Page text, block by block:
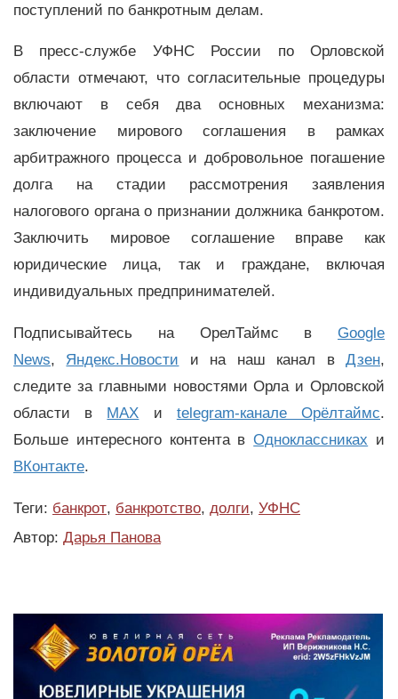
поступлений по банкротным делам.
В пресс-службе УФНС России по Орловской
области отмечают, что согласительные процедуры
включают в себя два основных механизма:
заключение мирового соглашения в рамках
арбитражного процесса и добровольное погашение
долга на стадии рассмотрения заявления
налогового органа о признании должника банкротом.
Заключить мировое соглашение вправе как
юридические лица, так и граждане, включая
индивидуальных предпринимателей.
Подписывайтесь на ОрелТаймс в Google
News, Яндекс.Новости и на наш канал вДзен,
следите за главными новостями Орла и Орловской
области в MAX и telegram-канале Орёлтаймс.
Больше интересного контента вОдноклассниках и
ВКонтакте.
Теги: банкрот, банкротство, долги, УФНС
Автор: Дарья Панова